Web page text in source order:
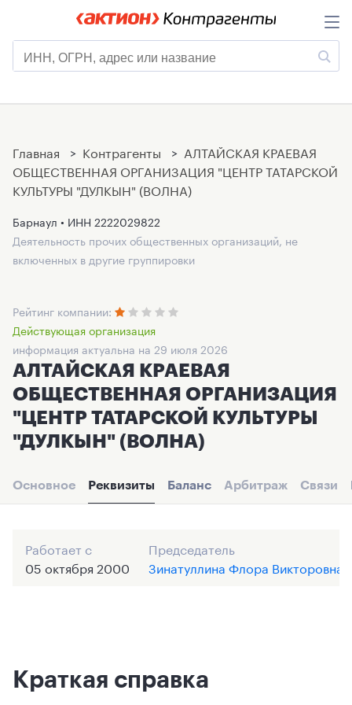
Главная > Контрагенты > АЛТАЙСКАЯ КРАЕВАЯ
ОБЩЕСТВЕННАЯ ОРГАНИЗАЦИЯ "ЦЕНТР ТАТАРСКОЙ
КУЛЬТУРЫ "ДУЛКЫН" (ВОЛНА)
Барнаул • ИНН 2222029822
Деятельность прочих общественных организаций, не
включенных в другие группировки
Рейтинг компании:
Действующая организация
информация актуальна на 29 июля 2026
АЛТАЙСКАЯ КРАЕВАЯ
ОБЩЕСТВЕННАЯ ОРГАНИЗАЦИЯ
"ЦЕНТР ТАТАРСКОЙ КУЛЬТУРЫ
"ДУЛКЫН" (ВОЛНА)
Основное Реквизиты Баланс Арбитраж Связи
Работает с
05 октября 2000
Председатель
Зинатуллина Флора Викторовна
Краткая справка